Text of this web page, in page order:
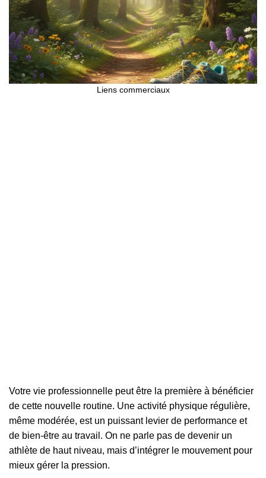
Liens commerciaux
Votre vie professionnelle peut être la première à bénéficier
de cette nouvelle routine. Une activité physique régulière,
même modérée, est un puissant levier de performance et
de bien-être au travail. On ne parle pas de devenir un
athlète de haut niveau, mais d’intégrer le mouvement pour
mieux gérer la pression.